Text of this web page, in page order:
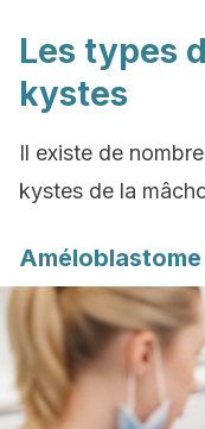
Les types
kystes
Il existe de
kystes de la
Améloblastome